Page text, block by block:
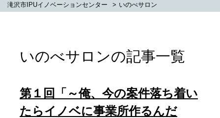
滝沢市IPUイノベーションセンター > いのべサロン
いのべサロンの記事一覧
第１回「～俺、今の案件落ち着い
たらイノベに事業所作るんだ